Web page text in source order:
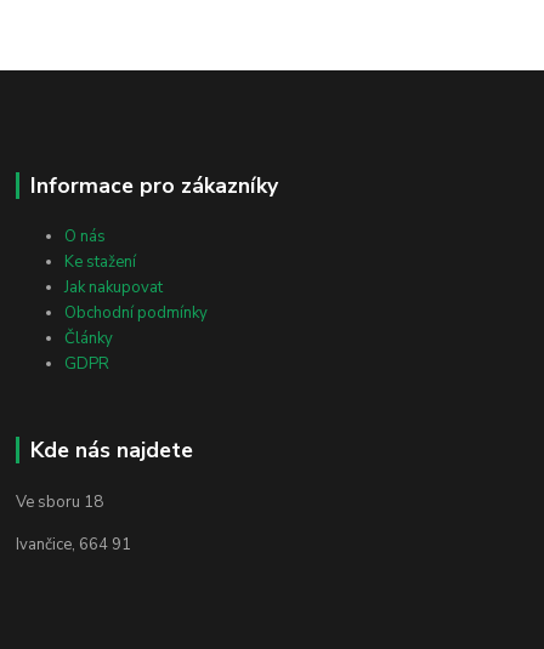
Informace pro zákazníky
O nás
Ke stažení
Jak nakupovat
Obchodní podmínky
Články
GDPR
Kde nás najdete
Ve sboru 18
Ivančice, 664 91